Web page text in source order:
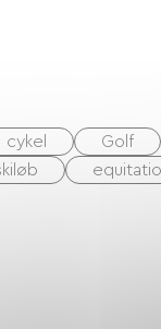
cykel Golf